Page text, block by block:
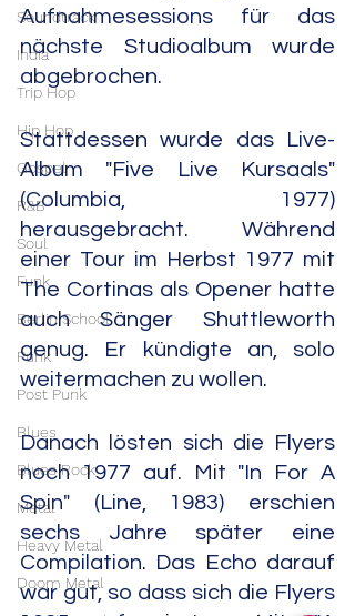
Soundtrack
India
Trip Hop
Hip Hop
Gospel
R&B
Soul
Funk
Berlin School
Punk
Post Punk
Blues
Blues Rock
Metal
Heavy Metal
Doom Metal
Aufnahmesessions für das
nächste Studioalbum wurde
abgebrochen.
Stattdessen wurde das Live-
Album "Five Live Kursaals"
(Columbia, 1977)
herausgebracht. Während
einer Tour im Herbst 1977 mit
The Cortinas als Opener hatte
auch Sänger Shuttleworth
genug. Er kündigte an, solo
weitermachen zu wollen.
Danach lösten sich die Flyers
noch 1977 auf. Mit "In For A
Spin" (Line, 1983) erschien
sechs Jahre später eine
Compilation. Das Echo darauf
war gut, so dass sich die Flyers